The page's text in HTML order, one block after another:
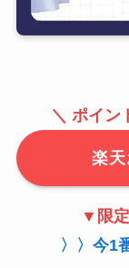
＼ ポイン
楽
▼ 限定
〉〉今1